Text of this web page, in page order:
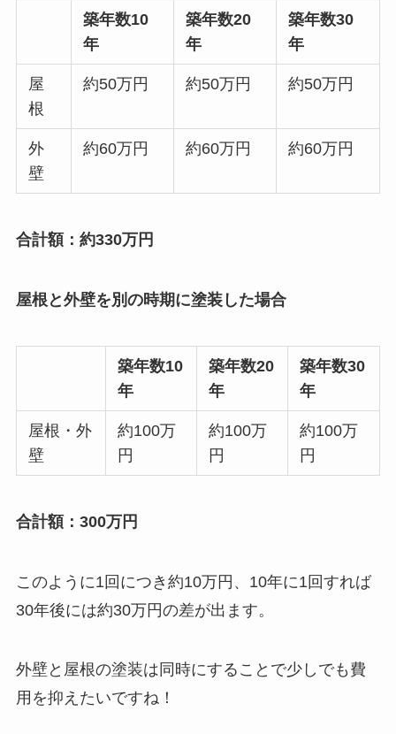
築年数10
年
築年数20
年
築年数30
年
屋
根
約50万円 約50万円 約50万円
外
壁
約60万円 約60万円 約60万円
合計額：約330万円
屋根と外壁を別の時期に塗装した場合
築年数10
年
築年数20
年
築年数30
年
屋根・外
壁
約100万
円
約100万
円
約100万
円
合計額：300万円
このように1回につき約10万円、10年に1回すれば
30年後には約30万円の差が出ます。
外壁と屋根の塗装は同時にすることで少しでも費
用を抑えたいですね！